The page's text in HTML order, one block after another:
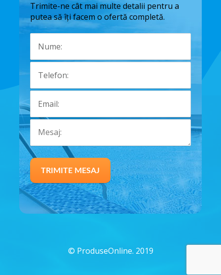
Trimite-ne cât mai multe detalii pentru a
putea să îți facem o ofertă completă.
© ProduseOnline. 2019